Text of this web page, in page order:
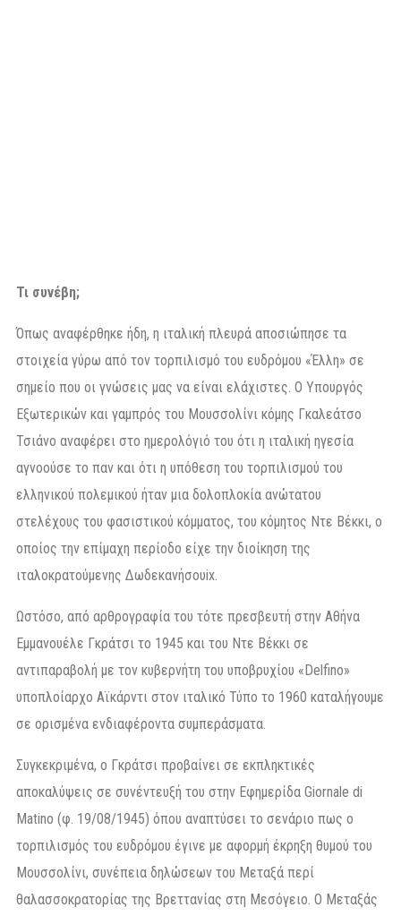
Τι συνέβη;
Όπως αναφέρθηκε ήδη, η ιταλική πλευρά αποσιώπησε τα
στοιχεία γύρω από τον τορπιλισμό του ευδρόμου «Έλλη» σε
σημείο που οι γνώσεις μας να είναι ελάχιστες. Ο Υπουργός
Εξωτερικών και γαμπρός του Μουσσολίνι κόμης Γκαλεάτσο
Τσιάνο αναφέρει στο ημερολόγιό του ότι η ιταλική ηγεσία
αγνοούσε το παν και ότι η υπόθεση του τορπιλισμού του
ελληνικού πολεμικού ήταν μια δολοπλοκία ανώτατου
στελέχους του φασιστικού κόμματος, του κόμητος Ντε Βέκκι, ο
οποίος την επίμαχη περίοδο είχε την διοίκηση της
ιταλοκρατούμενης Δωδεκανήσουix.
Ωστόσο, από αρθρογραφία του τότε πρεσβευτή στην Αθήνα
Εμμανουέλε Γκράτσι το 1945 και του Ντε Βέκκι σε
αντιπαραβολή με τον κυβερνήτη του υποβρυχίου «Delfino»
υποπλοίαρχο Αϊκάρντι στον ιταλικό Τύπο το 1960 καταλήγουμε
σε ορισμένα ενδιαφέροντα συμπεράσματα.
Συγκεκριμένα, ο Γκράτσι προβαίνει σε εκπληκτικές
αποκαλύψεις σε συνέντευξή του στην Εφημερίδα Giornale di
Matino (φ. 19/08/1945) όπου αναπτύσει το σενάριο πως ο
τορπιλισμός του ευδρόμου έγινε με αφορμή έκρηξη θυμού του
Μουσσολίνι, συνέπεια δηλώσεων του Μεταξά περί
θαλασσοκρατορίας της Βρεττανίας στη Μεσόγειο. Ο Μεταξάς